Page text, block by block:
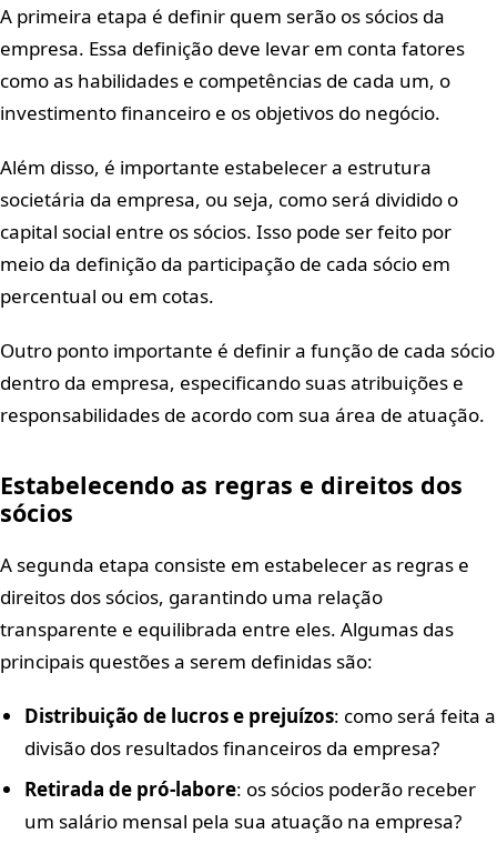
A primeira etapa é definir quem serão os sócios da
empresa. Essa definição deve levar em conta fatores
como as habilidades e competências de cada um, o
investimento financeiro e os objetivos do negócio.
Além disso, é importante estabelecer a estrutura
societária da empresa, ou seja, como será dividido o
capital social entre os sócios. Isso pode ser feito por
meio da definição da participação de cada sócio em
percentual ou em cotas.
Outro ponto importante é definir a função de cada sócio
dentro da empresa, especificando suas atribuições e
responsabilidades de acordo com sua área de atuação.
Estabelecendo as regras e direitos dos
sócios
A segunda etapa consiste em estabelecer as regras e
direitos dos sócios, garantindo uma relação
transparente e equilibrada entre eles. Algumas das
principais questões a serem definidas são:
Distribuição de lucros e prejuízos: como será feita a
divisão dos resultados financeiros da empresa?
Retirada de pró-labore: os sócios poderão receber
um salário mensal pela sua atuação na empresa?